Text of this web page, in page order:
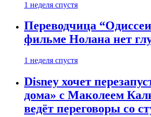
1 неделя спустя
Переводчица
фильме Нолана нет
1 неделя спустя
Disney хочет
дома» с Маколеем
ведёт переговоры со